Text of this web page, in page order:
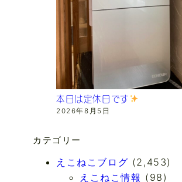
本日は定休日です
2026年8月5日
カテゴリー
えこねこブログ (2,453)
えこねこ情報 (98)